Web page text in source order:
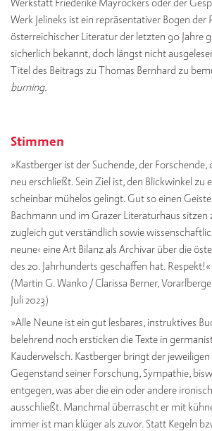
Werkstatt Friederike Mayröckers oder der
Werk Jelineks ist ein repräsentativer Bogen der
österreichischer Literatur der letzten 90 Jahre
sicherlich bekannt, doch längst nicht
Titel des Beitrags zu Thomas Bernhard zu
burning.
Stimmen
»Kastberger ist der Suchende, der
neu erschließt. Sein Ziel ist, den Blickwinkel zu
scheinbar mühelos gelingt. Gut so einen
Bachmann und im Grazer Literaturhaus sitzen
zugleich gut verständlich sowie
neune‹ eine Art Bilanz als Archivar über die
des 20. Jahrhunderts geschaffen hat. Respekt!«
(Martin G. Wanko / Clarissa Berner,
Juli 2023)
»Alle Neune ist ein gut lesbares, instruktives
belehrend noch ersticken die Texte in
Kauderwelsch. Kastberger bringt der
Gegenstand seiner Forschung, Sympathie,
entgegen, was aber die ein oder andere
ausschließt. Manchmal überrascht er mit
immer ist man klüger als zuvor. Statt Kegeln